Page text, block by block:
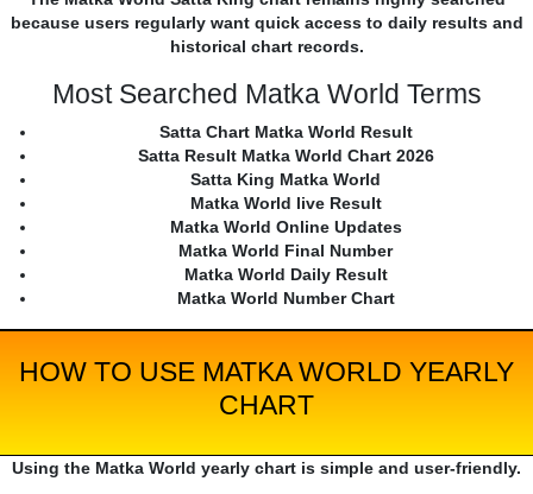
because users regularly want quick access to daily results and
historical chart records.
Most Searched Matka World Terms
Satta Chart Matka World Result
Satta Result Matka World Chart 2026
Satta King Matka World
Matka World live Result
Matka World Online Updates
Matka World Final Number
Matka World Daily Result
Matka World Number Chart
HOW TO USE MATKA WORLD YEARLY
CHART
Using the Matka World yearly chart is simple and user-friendly.